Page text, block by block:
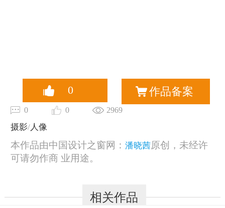
0 作品备案
0 0
2969
摄影/人像
本作品由中国设计之窗网： 潘晓茜原创，未经许
可请勿作商 业用途。
相关作品